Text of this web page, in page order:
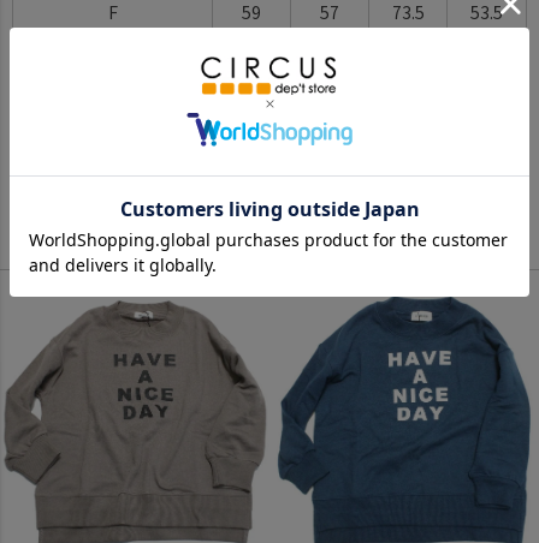
F 59 57 73.5 53.5
※BCはバックセンター（首から裾までの後中心）です。
※SNPはサイドネックポイント（肩から裾までの直線で計測した長
サイズ詳細について
Color